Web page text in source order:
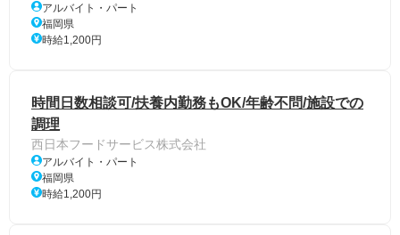
アルバイト・パート
福岡県
時給1,200円
時間日数相談可/扶養内勤務もOK/年齢不問/施設での
調理
西日本フードサービス株式会社
アルバイト・パート
福岡県
時給1,200円